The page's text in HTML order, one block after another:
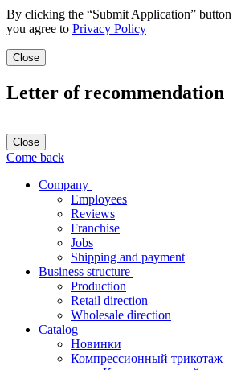
By clicking the “Submit Application” button
you agree to Privacy Policy
Close
Letter of recommendation
Close
Come back
Company
Employees
Reviews
Franchise
Jobs
Shipping and payment
Business structure
Production
Retail direction
Wholesale direction
Catalog
Новинки
Компрессионный трикотаж